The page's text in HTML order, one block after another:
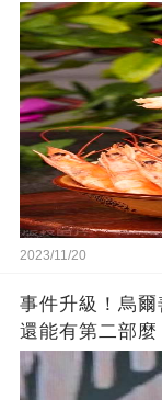
2023/11/20
事件升級！烏爾
還能有第二部麼